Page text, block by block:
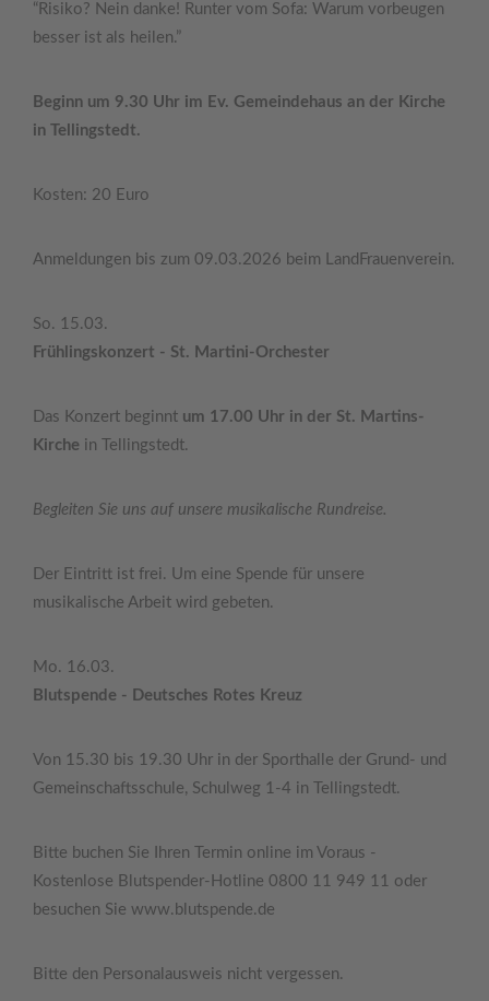
“Risiko? Nein danke! Runter vom Sofa: Warum vorbeugen
besser ist als heilen.”
Beginn um 9.30 Uhr im Ev. Gemeindehaus an der Kirche
in Tellingstedt.
Kosten: 20 Euro
Anmeldungen bis zum 09.03.2026 beim LandFrauenverein.
So. 15.03.
Frühlingskonzert - St. Martini-Orchester
Das Konzert beginnt um 17.00 Uhr in der St. Martins-
Kirche in Tellingstedt.
Begleiten Sie uns auf unsere musikalische Rundreise.
Der Eintritt ist frei. Um eine Spende für unsere
musikalische Arbeit wird gebeten.
Mo. 16.03.
Blutspende - Deutsches Rotes Kreuz
Von 15.30 bis 19.30 Uhr in der Sporthalle der Grund- und
Gemeinschaftsschule, Schulweg 1-4 in Tellingstedt.
Bitte buchen Sie Ihren Termin online im Voraus -
Kostenlose Blutspender-Hotline 0800 11 949 11 oder
besuchen Sie www.blutspende.de
Bitte den Personalausweis nicht vergessen.